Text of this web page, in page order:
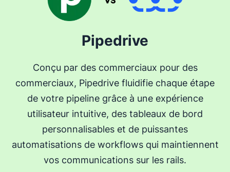
Pipedrive
Conçu par des commerciaux pour des
commerciaux, Pipedrive fluidifie chaque étape
de votre pipeline grâce à une expérience
utilisateur intuitive, des tableaux de bord
personnalisables et de puissantes
automatisations de workflows qui maintiennent
vos communications sur les rails.